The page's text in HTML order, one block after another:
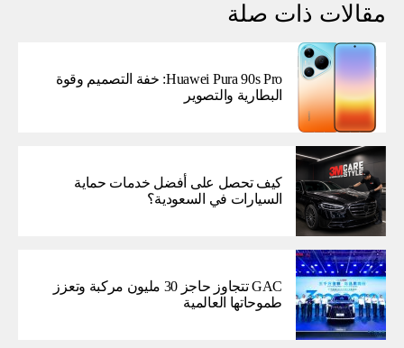
مقالات ذات صلة
Huawei Pura 90s Pro: خفة التصميم وقوة
البطارية والتصوير
كيف تحصل على أفضل خدمات حماية
السيارات في السعودية؟
GAC تتجاوز حاجز 30 مليون مركبة وتعزز
طموحاتها العالمية